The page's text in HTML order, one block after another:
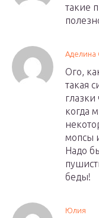
такие
Аделина
Ого,
такая
глазки
когда
мопсы
Надо
беды!
Юлия